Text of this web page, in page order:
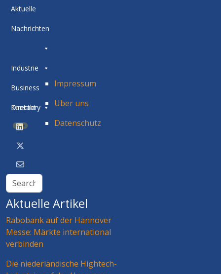
Aktuelle
Nachrichten
Industrie
Business
Directory
BETA
Kontakt
Impressum
Über uns
Datenschutz
Aktuelle Artikel
Rabobank auf der Hannover
Messe: Märkte international
verbinden
Die niederländische Hightech-